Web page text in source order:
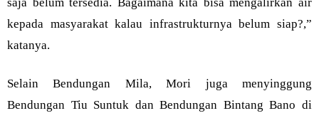
kepada masyarakat kalau infrastrukturnya belum siap?,”
katanya.
Selain Bendungan Mila, Mori juga menyinggung
Bendungan Tiu Suntuk dan Bendungan Bintang Bano di